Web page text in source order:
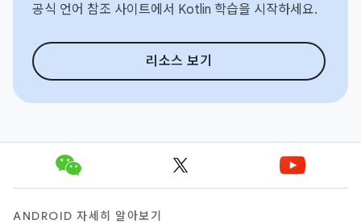
공식 언어 참조 사이트에서 Kotlin 학습을 시작하세요.
리소스 보기
ANDROID 자세히 알아보기